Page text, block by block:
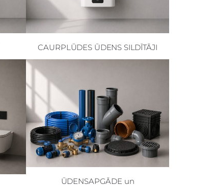
CAURPLŪDES ŪDENS SILDĪTĀJI
ŪDENSAPGĀDE un